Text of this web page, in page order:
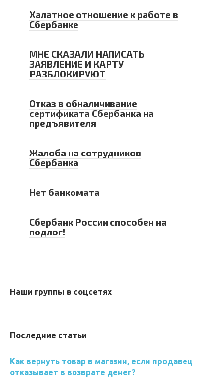
Халатное отношение к работе в
Сбербанке
МНЕ СКАЗАЛИ НАПИСАТЬ
ЗАЯВЛЕНИЕ И КАРТУ
РАЗБЛОКИРУЮТ
Отказ в обналичивание
сертификата Сбербанка на
предъявителя
Жалоба на сотрудников
Сбербанка
Нет банкомата
Сбербанк России способен на
подлог!
Наши группы в соцсетях
Последние статьи
Как вернуть товар в магазин, если продавец
отказывает в возврате денег?